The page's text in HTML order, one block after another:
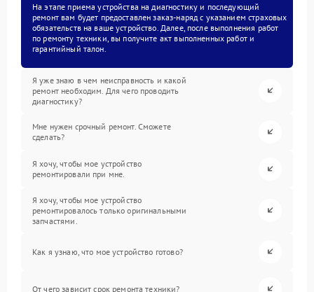
На этапе приема устройства на диагностику и последующий
ремонт вам будет предоставлен заказ-наряд с указанием страховых
обязательств на ваше устройство. Далее, после выполнения работ
по ремонту техники, вы получите акт выполненных работ и
гарантийный талон.
Я уже знаю в чем неисправность и какой
ремонт необходим. Для чего проводить
диагностику?
Мне нужен срочный ремонт. Сможете
сделать?
Я хочу, чтобы мое устройство
ремонтировали при мне.
Я хочу, чтобы мое устройство
ремонтировалось только оригинальными
запчастями.
Как я узнаю, что мое устройство готово?
От чего зависит срок ремонта техники?